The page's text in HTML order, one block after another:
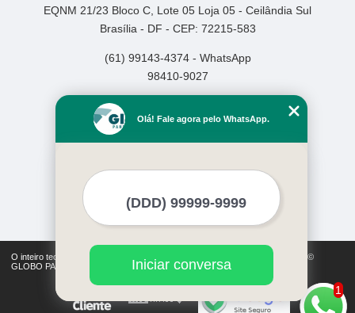
EQNM 21/23 Bloco C, Lote 05 Loja 05 - Ceilândia Sul
Brasília - DF - CEP: 72215-583
(61) 99143-4374 - WhatsApp
98410-9027
Empresa
Missão
Mapa do site
O inteiro teor deste site está sujeito à proteção de direitos autorais. Copyright©
GLOBO PANFLETAGEM (Lei 9610 de 19/02/1998)
1
Olá! Fale agora pelo WhatsApp.
Iniciar conversa